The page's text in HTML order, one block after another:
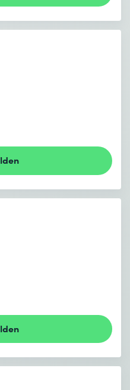
– Qwik Start
Qwik Start